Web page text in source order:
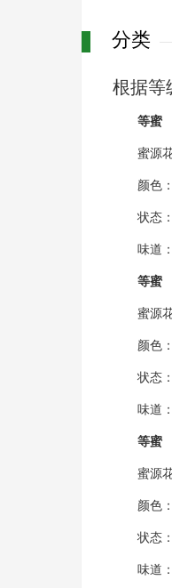
分类
根据等
等蜜
蜜源
颜色
状态
味道
等蜜
蜜源
颜色
状态
味道
等蜜
蜜源
颜色
状态
味道